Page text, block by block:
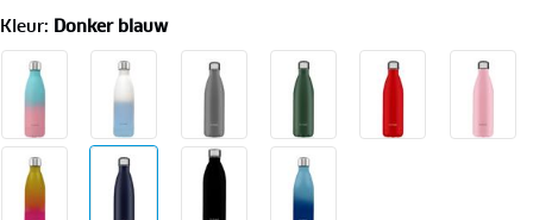
Kleur: Donker blauw